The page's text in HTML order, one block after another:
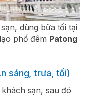
dùng bữa tối tại
phố đêm Patong
sáng, trưa, tối)
sạn, sau đó